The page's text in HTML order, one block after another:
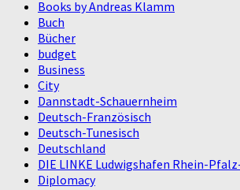
Books by Andreas Klamm
Buch
Bücher
budget
Business
City
Dannstadt-Schauernheim
Deutsch-Französisch
Deutsch-Tunesisch
Deutschland
DIE LINKE Ludwigshafen Rhein-
Diplomacy